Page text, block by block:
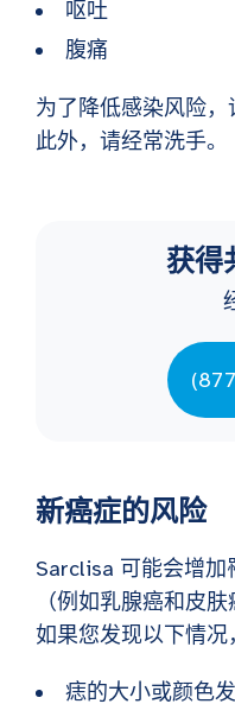
呕吐
腹痛
为了降低感染风险，
此外，请经常洗手。
获得
新癌症的风险
Sarclisa 可能会增加
（例如乳腺癌和皮肤
如果您发现以下情况
痣的大小或颜色